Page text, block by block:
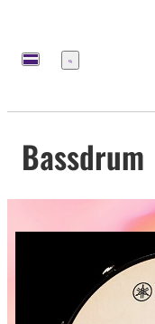
Menü
Bassdrum